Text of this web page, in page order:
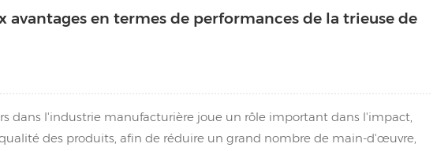
en termes de performances de la trieuse de
dans l'industrie manufacturière joue un rôle important dans l'impact,
des produits, afin de réduire un grand nombre de main-d'œuvre,